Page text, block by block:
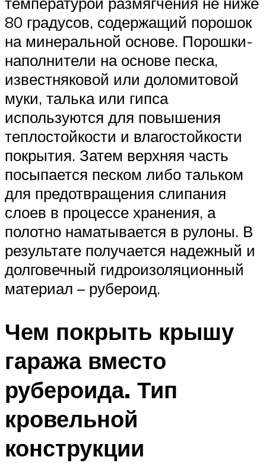
80 градусов, содержащий порошок
на минеральной основе. Порошки-
наполнители на основе песка,
известняковой или доломитовой
муки, талька или гипса
используются для повышения
теплостойкости и влагостойкости
покрытия. Затем верхняя часть
посыпается песком либо тальком
для предотвращения слипания
слоев в процессе хранения, а
полотно наматывается в рулоны. В
результате получается надежный и
долговечный гидроизоляционный
материал – рубероид.
Чем покрыть крышу
гаража вместо
рубероида. Тип
кровельной
конструкции